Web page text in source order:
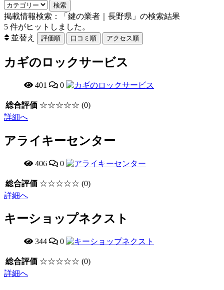
掲載情報検索：「鍵の業者｜長野県」の検索結果
5 件がヒットしました。
並替え
カギのロックサービス
401 0
総合評価 ☆☆☆☆☆ (0)
詳細へ
アライキーセンター
406 0
総合評価 ☆☆☆☆☆ (0)
詳細へ
キーショップネクスト
344 0
総合評価 ☆☆☆☆☆ (0)
詳細へ